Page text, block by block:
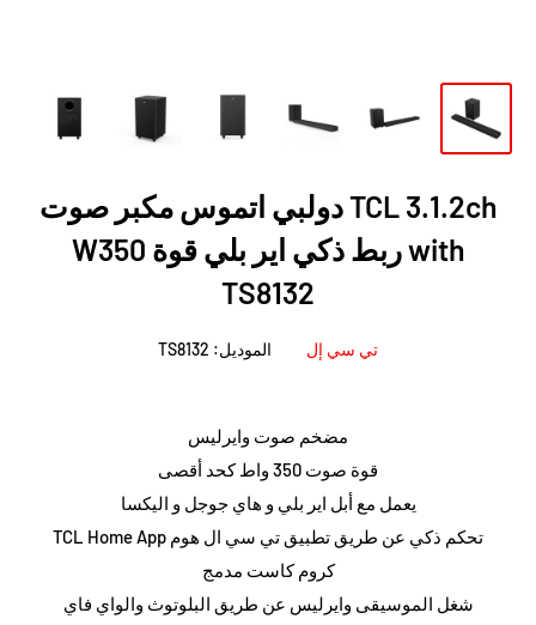
TCL 3.1.2ch دولبي اتموس مكبر صوت
with ربط ذكي اير بلي قوة W350
TS8132
تي سي إل الموديل: TS8132
مضخم صوت وايرليس
قوة صوت 350 واط كحد أقصى
يعمل مع أبل اير بلي و هاي جوجل و اليكسا
تحكم ذكي عن طريق تطبيق تي سي ال هوم TCL Home App
كروم كاست مدمج
شغل الموسيقى وايرليس عن طريق البلوتوث والواي فاي